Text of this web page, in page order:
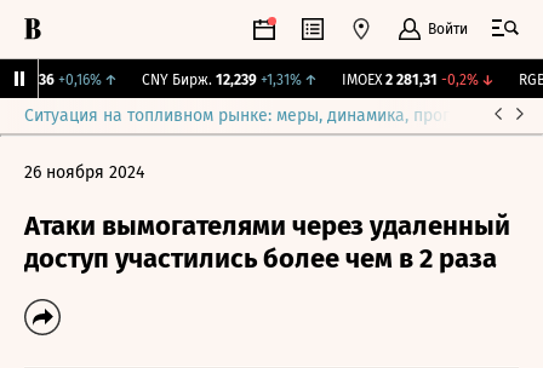
Войти
115,36 +0,16%↑ CNY Бирж. 12,239 +1,31% ↑ IMOEX 2 281,31 -0,2%↓
Ситуация на топливном рынке: меры, динамика, прогнозы
26 ноября 2024
Атаки вымогателями через удаленный
доступ участились более чем в 2 раза